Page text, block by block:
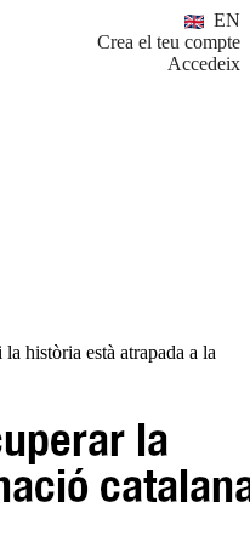
EN
Crea el teu compte
Accedeix
història està atrapada a la